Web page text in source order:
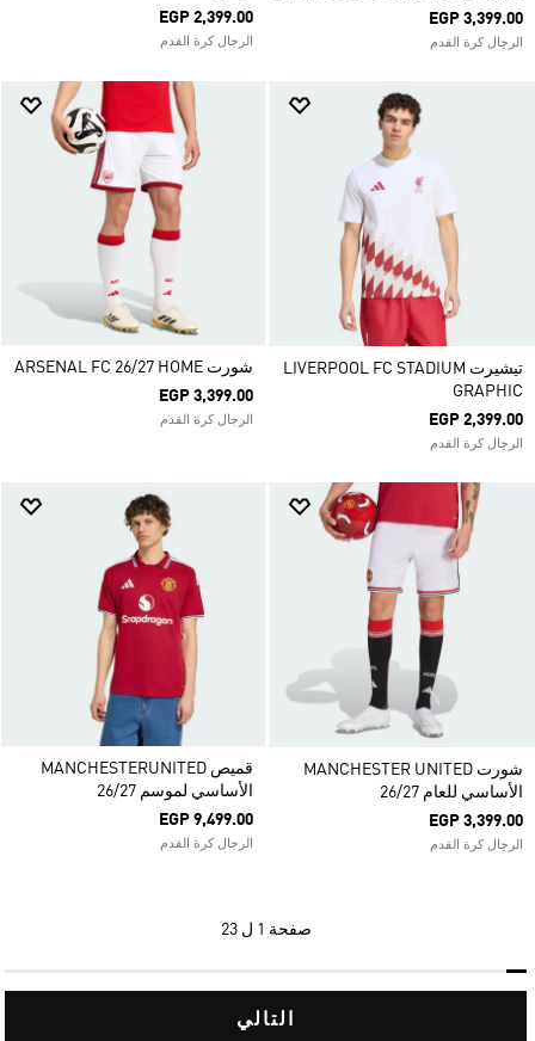
EGP 3,399.00
الرجال كرة القدم
EGP 2,399.00
الرجال كرة القدم
تيشيرت LIVERPOOL FC STADIUM
GRAPHIC
EGP 2,399.00
الرجال كرة القدم
شورت ARSENAL FC 26/27 HOME
EGP 3,399.00
الرجال كرة القدم
شورت MANCHESTER UNITED
الأساسي للعام 26/27
EGP 3,399.00
الرجال كرة القدم
قميص MANCHESTERUNITED
الأساسي لموسم 26/27
EGP 9,499.00
الرجال كرة القدم
صفحة 1 ل 23
التالي